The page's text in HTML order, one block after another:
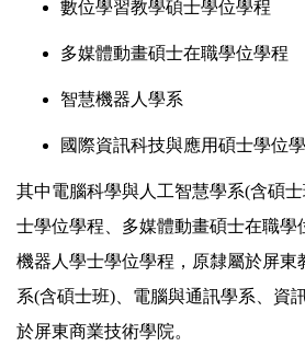
數位學習教學碩士學位學程
多媒體動畫碩士在職學位學程
智慧機器人學系
國際資訊科技與應用碩士學位
其中電腦科學與人工智慧學系(含碩
士學位學程、多媒體動畫碩士在職學
機器人學士學位學程，原隸屬於屏東
系(含碩士班)、電腦與通訊學系、資
於屏東商業技術學院。